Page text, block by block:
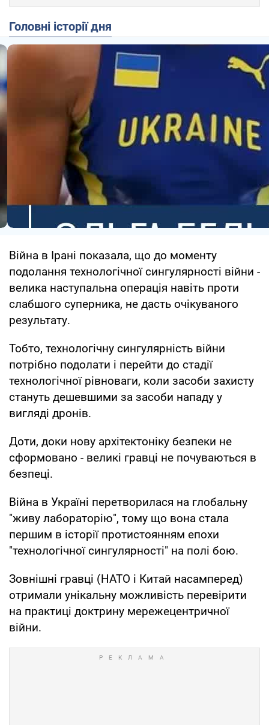
Головні історії дня
Війна в Ірані показала, що до моменту
подолання технологічної сингулярності війни -
велика наступальна операція навіть проти
слабшого суперника, не дасть очікуваного
результату.
Тобто, технологічну сингулярність війни
потрібно подолати і перейти до стадії
технологічної рівноваги, коли засоби захисту
стануть дешевшими за засоби нападу у
вигляді дронів.
Доти, доки нову архітектоніку безпеки не
сформовано - великі гравці не почуваються в
безпеці.
Війна в Україні перетворилася на глобальну
"живу лабораторію", тому що вона стала
першим в історії протистоянням епохи
"технологічної сингулярності" на полі бою.
Зовнішні гравці (НАТО і Китай насамперед)
отримали унікальну можливість перевірити
на практиці доктрину мережецентричної
війни.